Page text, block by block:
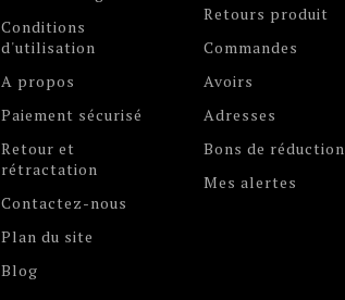
Conditions
d'utilisation
A propos
Paiement sécurisé
Retour et
rétractation
Contactez-nous
Plan du site
Blog
Retours produit
Commandes
Avoirs
Adresses
Bons de réduction
Mes alertes